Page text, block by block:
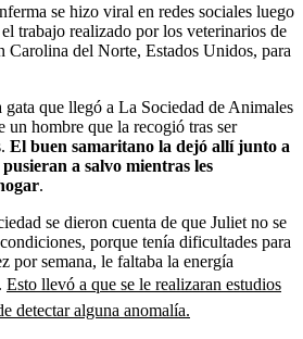
se hizo viral en redes sociales luego
trabajo realizado por los veterinarios de
Carolina del Norte, Estados Unidos, para
gata que llegó a La Sociedad de Animales
un hombre que la recogió tras ser
El buen samaritano la dejó allí junto a
a salvo mientras les
.
se dieron cuenta de que Juliet no se
porque tenía dificultades para
por semana, le faltaba la energía
Esto llevó a que se le realizaran estudios
detectar alguna anomalía.